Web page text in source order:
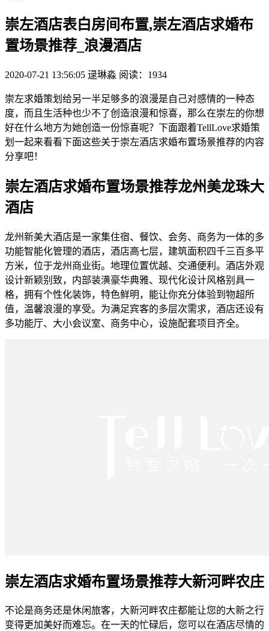
崇左酒店表白房间布置,崇左酒店求婚布
置场景推荐_浪漫酒店
2020-07-21 13:56:05 逯琳淼 阅读：1934
崇左求婚策划给另一半足够多的浪漫是自己对感情的一种态
度，而且生活种也少不了创造浪漫和惊喜，那么在崇左的你想
好在什么地方为她创造一份惊喜呢？下面跟着TellLove求婚策
划一起来看看下面这些关于崇左酒店求婚布置场景推荐的内容
分享吧！
崇左酒店求婚布置场景推荐龙州美龙珠大
酒店
龙州新美大酒店是一家集住宿、餐饮、会务、商务为一体的多
功能智能化管理的酒店，酒店高七层，建筑面积四千三百多平
方米，位于龙州商业街。地理位置优越、交通便利。酒店外观
设计新颖别致，内部装潢豪华典雅、现代化设计风格别具一
格，拥有个性化装饰，特色鲜明，能让你充分体验到物超所
值，温馨浪漫的享受。为满足宾客的多层次需求，酒店还设有
多功能厅、大小会议室、商务中心，设施配套项目齐全。
崇左酒店求婚布置场景推荐大新河畔农庄
不论是商务还是休闲旅客，大新河畔农庄都能让您的大新之行
变得更加美好而难忘。在一天的忙碌后，您可以在酒店尽情的